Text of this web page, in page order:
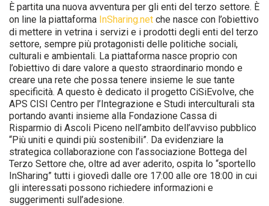
È partita una nuova avventura per gli enti del terzo settore. È
on line la piattaforma InSharing.net che nasce con l’obiettivo
di mettere in vetrina i servizi e i prodotti degli enti del terzo
settore, sempre più protagonisti delle politiche sociali,
culturali e ambientali. La piattaforma nasce proprio con
l’obiettivo di dare valore a questo straordinario mondo e
creare una rete che possa tenere insieme le sue tante
specificità. A questo è dedicato il progetto CiSiEvolve, che
APS CISI Centro per l’Integrazione e Studi interculturali sta
portando avanti insieme alla Fondazione Cassa di
Risparmio di Ascoli Piceno nell’ambito dell’avviso pubblico
“Più uniti e quindi più sostenibili”. Da evidenziare la
strategica collaborazione con l’associazione Bottega del
Terzo Settore che, oltre ad aver aderito, ospita lo “sportello
InSharing” tutti i giovedì dalle ore 17:00 alle ore 18:00 in cui
gli interessati possono richiedere informazioni e
suggerimenti sull’adesione.